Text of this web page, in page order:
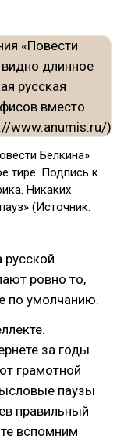
Белкина»
тире. Подпись к
Никаких
(Источник:
русской
ровно то,
по умолчанию.
за годы
грамотной
паузы
правильный
вспомним